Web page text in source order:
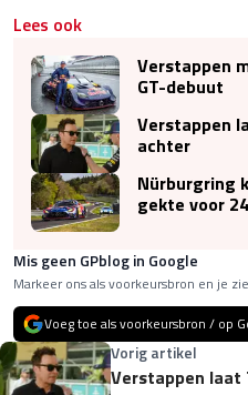
Lees ook
Verstappen
GT-debuut
Verstappen
achter
Nürburgring
gekte voor
Mis geen GPblog in Google
Markeer ons als voorkeursbron en je
Voeg toe als voorkeursbron / op
Vorig artikel
Verstappen laat